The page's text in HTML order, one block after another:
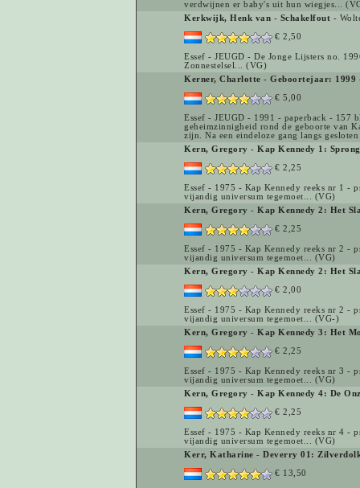
verdwijnen er baby's uit hun wiegjes...
Kerkwijk, Henk van - Schakelfout -
€ 2,50
Essef - JEUGD - De Jonge Lijsters no.
Zonnestelsel... (VG)
Kerner, Charlotte - Geboortejaar: 1999
€ 5,00
Essef - JEUGD - 1991 - paperback - 157
geheimzinnigheid rond de geboorte van
zijn. Na een eindeloze gang langs
Kern, Gregory - Kap Kennedy 1:
€ 2,25
Essef - 1975 - Kap Kennedy reeks nr 1 -
vijandig universum tegemoet... (VG)
Kern, Gregory - Kap Kennedy 2: Het
€ 2,25
Essef - 1975 - Kap Kennedy reeks nr 2 -
vijandig universum tegemoet... (VG)
Kern, Gregory - Kap Kennedy 2: Het
€ 2,00
Essef - 1975 - Kap Kennedy reeks nr 2 -
vijandig universum tegemoet... (VG-)
Kern, Gregory - Kap Kennedy 3: Het
€ 2,25
Essef - 1975 - Kap Kennedy reeks nr 3 -
vijandig universum tegemoet... (VG)
Kern, Gregory - Kap Kennedy 4: De
€ 2,25
Essef - 1975 - Kap Kennedy reeks nr 4 -
vijandig universum tegemoet... (VG)
Kerr, Katharine - Deverry 01:
€ 13,50